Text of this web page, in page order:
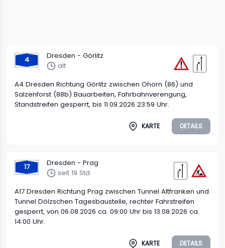
4
Dresden - Görlitz
alt
A4 Dresden Richtung Görlitz zwischen Ohorn (86) und
Salzenforst (88b) Bauarbeiten, Fahrbahnverengung,
Standstreifen gesperrt, bis 11.09.2026 23:59 Uhr.
KARTE DETAILS
17
Dresden - Prag
seit 19 Std
A17 Dresden Richtung Prag zwischen Tunnel Altfranken und
Tunnel Dölzschen Tagesbaustelle, rechter Fahrstreifen
gesperrt, von 06.08.2026 ca. 09:00 Uhr bis 13.08.2026 ca.
14:00 Uhr.
KARTE DETAILS